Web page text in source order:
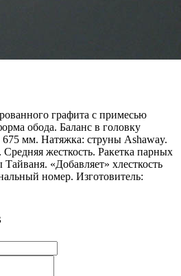
графита с примесью
обода. Баланс в головку
675 мм. Натяжка: струны Ashaway.
жесткость. Ракетка парных
«Добавляет» хлесткость
номер. Изготовитель: